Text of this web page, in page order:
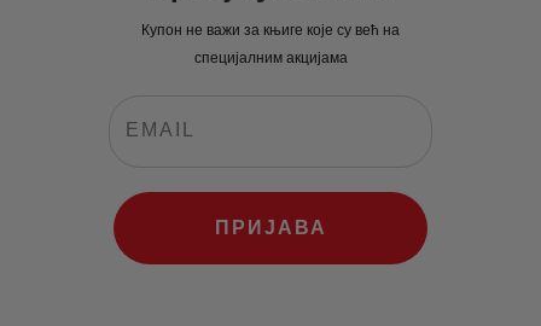
Купон не важи за књиге које су већ на
специјалним акцијама
ПРИЈАВА